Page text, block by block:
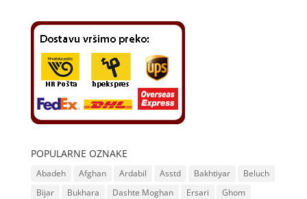
POPULARNE OZNAKE
Abadeh Afghan Ardabil Asstd Bakhtiyar
Beluch
Bijar
Bukhara Dashte Moghan Ersari
Ghom